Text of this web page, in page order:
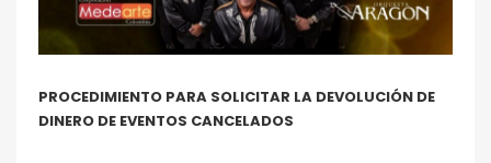
PROCEDIMIENTO PARA SOLICITAR LA DEVOLUCIÓN DE
DINERO DE EVENTOS CANCELADOS